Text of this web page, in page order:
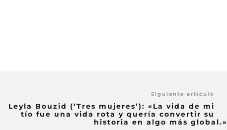
Siguiente artículo
Leyla Bouzid (‘Tres mujeres’): «La vida de mi
tío fue una vida rota y quería convertir su
historia en algo más global.»